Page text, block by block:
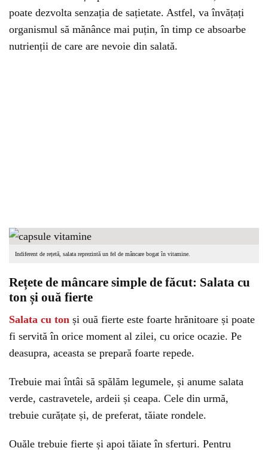
poate dezvolta senzația de sațietate. Astfel, va învățați
organismul să mănânce mai puțin, în timp ce absoarbe
nutrienții de care are nevoie din salată.
Indiferent de rețetă, salata reprezintă un fel de mâncare bogat în vitamine.
Rețete de mâncare simple de făcut: Salata cu
ton și ouă fierte
Salata cu ton și ouă fierte este foarte hrănitoare și poate
fi servită în orice moment al zilei, cu orice ocazie. Pe
deasupra, aceasta se prepară foarte repede.
Trebuie mai întâi să spălăm legumele, și anume salata
verde, castravetele, ardeii și ceapa. Cele din urmă,
trebuie curățate și, de preferat, tăiate rondele.
Ouăle trebuie fierte și apoi tăiate în sferturi. Pentru